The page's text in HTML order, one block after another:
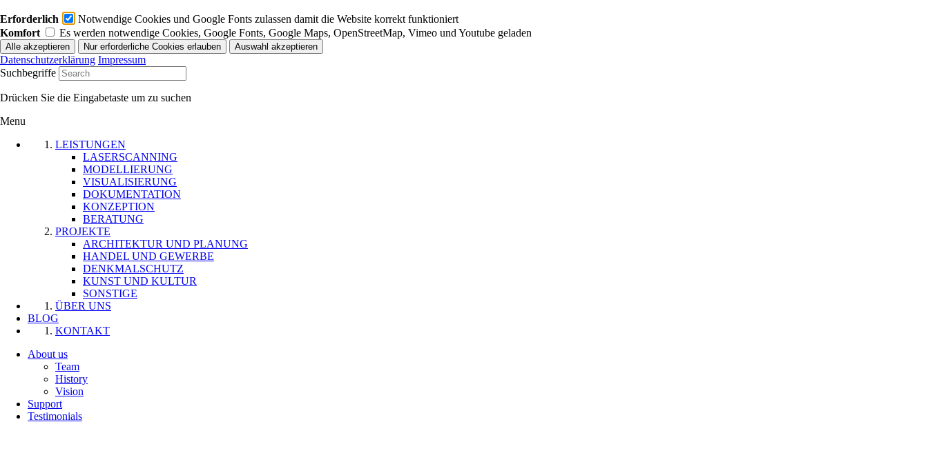
Erforderlich
Notwendige Cookies und Google Fonts zulassen damit die Website korrekt funktioniert
Komfort
Es werden notwendige Cookies, Google Fonts, Google Maps, OpenStreetMap, Vimeo und Youtube geladen
Datenschutzerklärung Impressum
Suchbegriffe
Drücken Sie die Eingabetaste um zu suchen
Menu
LEISTUNGEN
LASERSCANNING
MODELLIERUNG
VISUALISIERUNG
DOKUMENTATION
KONZEPTION
BERATUNG
PROJEKTE
ARCHITEKTUR UND PLANUNG
HANDEL UND GEWERBE
DENKMALSCHUTZ
KUNST UND KULTUR
SONSTIGE
ÜBER UNS
BLOG
KONTAKT
About us
Team
History
Vision
Support
Testimonials